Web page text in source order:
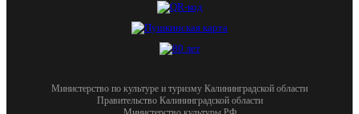
Министерство по культуре и туризму Калининградской области
Правительство Калининградской области